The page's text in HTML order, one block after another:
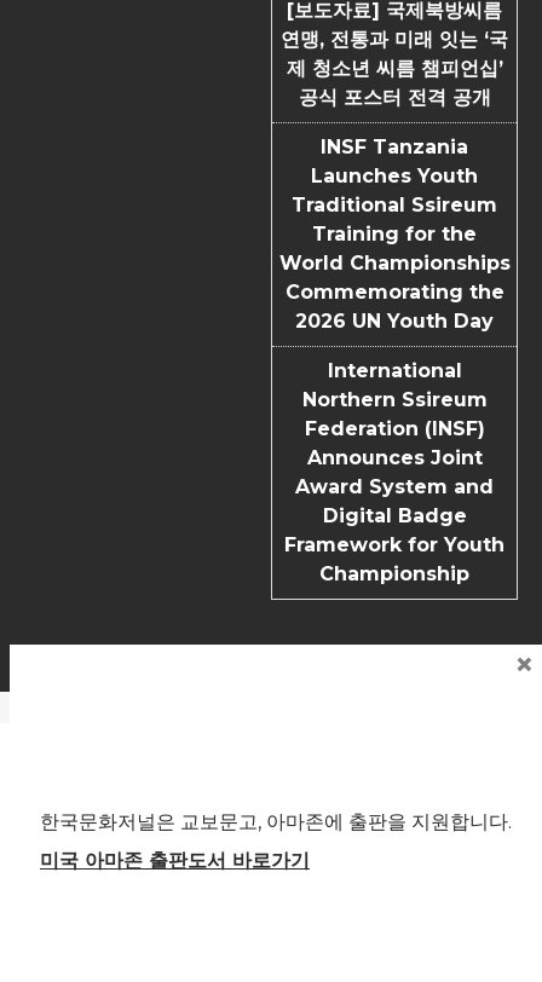
[보도자료] 국제북방씨름
연맹, 전통과 미래 잇는 ‘국
제 청소년 씨름 챔피언십’
공식 포스터 전격 공개
INSF Tanzania
Launches Youth
Traditional Ssireum
Training for the
World Championships
Commemorating the
2026 UN Youth Day
International
Northern Ssireum
Federation (INSF)
Announces Joint
Award System and
Digital Badge
Framework for Youth
Championship
로 61 4F 전관 편집인(청소년보호책임자): 송기송 대표전화: 051
241-1323 ※본지는 신문윤리강령 및 실천요강을 준수합니다. 모
한국문화저널은 교보문고, 아마존에 출판을 지원합니다.
미국 아마존 출판도서 바로가기